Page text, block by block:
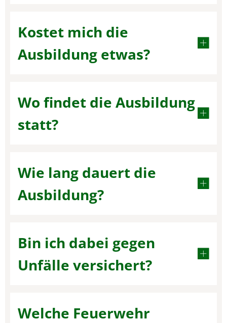
Kostet mich die
Ausbildung etwas?
Wo findet die Ausbildung
statt?
Wie lang dauert die
Ausbildung?
Bin ich dabei gegen
Unfälle versichert?
Welche Feuerwehr